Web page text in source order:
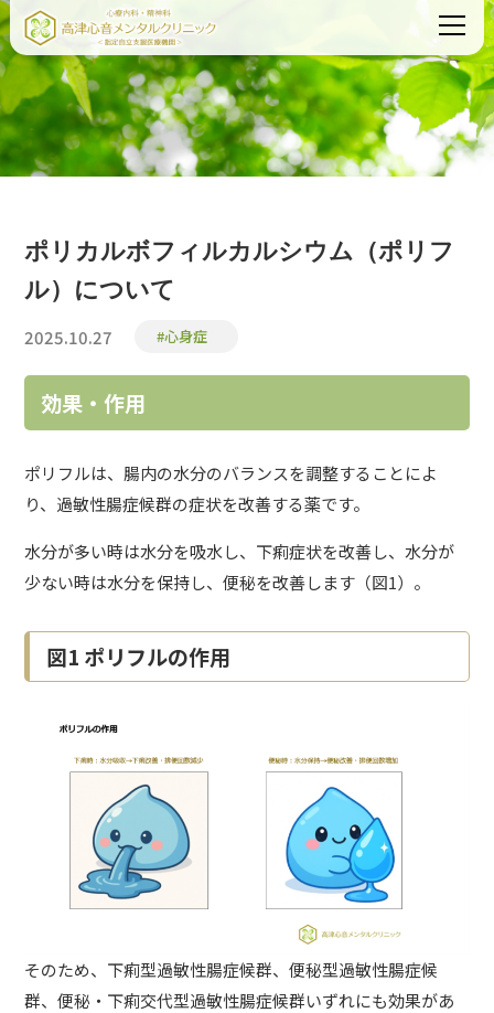
ポリカルボフィルカルシウム（ポリフ
ル）について
2025.10.27 #心身症
効果・作用
ポリフルは、腸内の水分のバランスを調整することによ
り、過敏性腸症候群の症状を改善する薬です。
水分が多い時は水分を吸水し、下痢症状を改善し、水分が
少ない時は水分を保持し、便秘を改善します（図1）。
図1 ポリフルの作用
そのため、下痢型過敏性腸症候群、便秘型過敏性腸症候
群、便秘・下痢交代型過敏性腸症候群いずれにも効果があ